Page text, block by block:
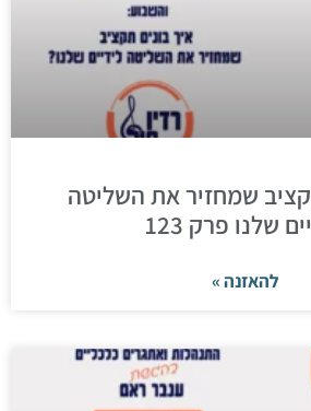
שמחזיר את השליטה
שלנו פרק 123
להאזנה »